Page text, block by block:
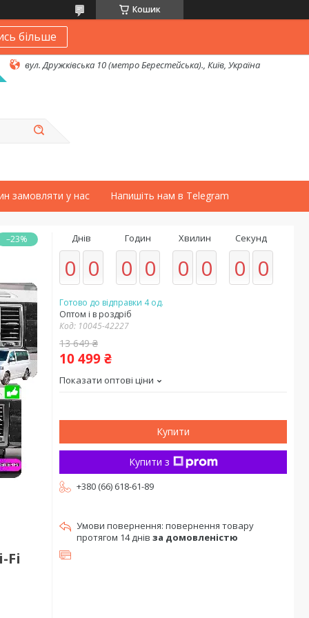
Кошик
більше
вул. Дружківська 10 (метро Берестейська)., Київ, Україна
замовляти у нас Напишіть нам в Telegram
–23%
Fi
Днів
0 0
Годин
0 0
Хвилин
0 0
Секунд
0 0
Готово до відправки 4 од.
Оптом і в роздріб
Код: 10045-42227
13 649 ₴
10 499 ₴
Показати оптові ціни
Купити
Купити з
+380 (66) 618-61-89
повернення товару
протягом 14 днів за домовленістю